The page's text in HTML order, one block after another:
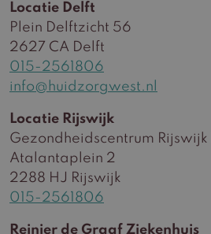
Locatie Delft
Plein Delftzicht 56
2627 CA Delft
015-2561806
info@huidzorgwest.nl
Locatie Rijswijk
Gezondheidscentrum Rijswijk
Atalantaplein 2
2288 HJ Rijswijk
015-2561806
Reinier de Graaf Ziekenhuis